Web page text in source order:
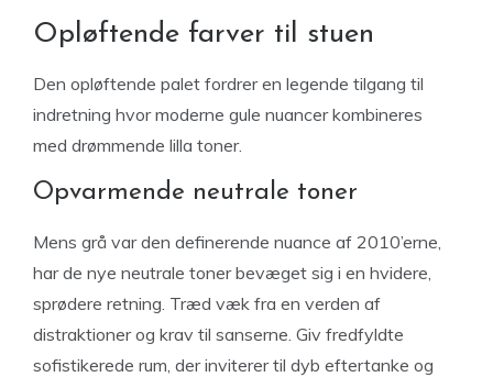
Opløftende farver til stuen
Den opløftende palet fordrer en legende tilgang til
indretning hvor moderne gule nuancer kombineres
med drømmende lilla toner.
Opvarmende neutrale toner
Mens grå var den definerende nuance af 2010’erne,
har de nye neutrale toner bevæget sig i en hvidere,
sprødere retning. Træd væk fra en verden af
distraktioner og krav til sanserne. Giv fredfyldte
sofistikerede rum, der inviterer til dyb eftertanke og